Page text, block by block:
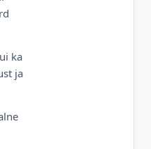
ka
ja